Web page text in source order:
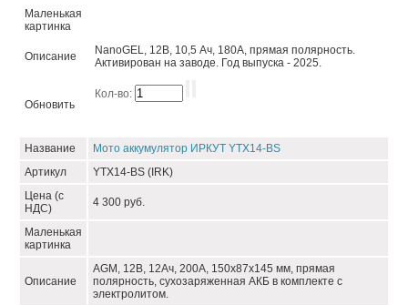
Маленькая
картинка
Описание
NanoGEL, 12В, 10,5 Ач, 180А, прямая полярность.
Активирован на заводе. Год выпуска - 2025.
Обновить
Кол-во:
Название
Мото аккумулятор ИРКУТ YTX14-BS
Артикул
YTX14-BS (IRK)
Цена (с
НДС)
4 300 руб.
Маленькая
картинка
Описание
AGM, 12В, 12Ач, 200А, 150х87х145 мм, прямая
полярность, сухозаряженная АКБ в комплекте с
электролитом.